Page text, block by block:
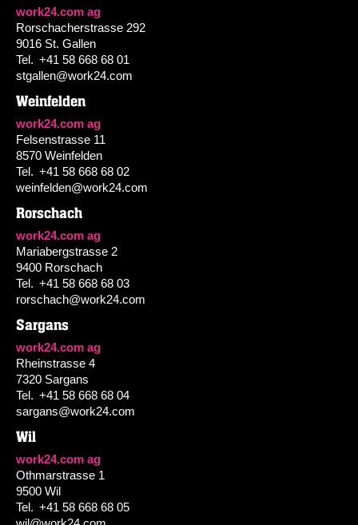
work24.com ag
Rorschacherstrasse 292
9016 St. Gallen
Tel. +41 58 668 68 01
stgallen@work24.com
Weinfelden
work24.com ag
Felsenstrasse 11
8570 Weinfelden
Tel. +41 58 668 68 02
weinfelden@work24.com
Rorschach
work24.com ag
Mariabergstrasse 2
9400 Rorschach
Tel. +41 58 668 68 03
rorschach@work24.com
Sargans
work24.com ag
Rheinstrasse 4
7320 Sargans
Tel. +41 58 668 68 04
sargans@work24.com
Wil
work24.com ag
Othmarstrasse 1
9500 Wil
Tel. +41 58 668 68 05